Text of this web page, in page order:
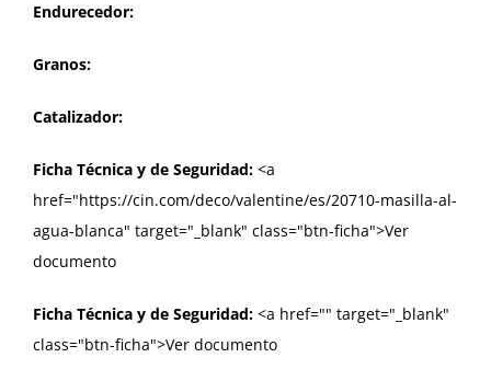
Endurecedor:
Granos:
Catalizador:
Ficha Técnica y de Seguridad: <a
href="https://cin.com/deco/valentine/es/20710-masilla-al-
agua-blanca" target="_blank" class="btn-ficha">Ver
documento
Ficha Técnica y de Seguridad: <a href="" target="_blank"
class="btn-ficha">Ver documento